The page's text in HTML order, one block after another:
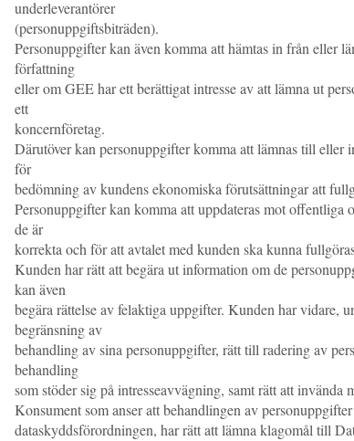
underleverantörer
(personuppgiftsbiträden).
Personuppgifter kan även komma att hämtas in från eller
författning
eller om GEE har ett berättigat intresse av att lämna ut
ett
koncernföretag.
Därutöver kan personuppgifter komma att lämnas till eller
för
bedömning av kundens ekonomiska förutsättningar att
Personuppgifter kan komma att uppdateras mot offentliga
de är
korrekta och för att avtalet med kunden ska kunna
Kunden har rätt att begära ut information om de
kan även
begära rättelse av felaktiga uppgifter. Kunden har vidare,
begränsning av
behandling av sina personuppgifter, rätt till radering av
behandling
som stöder sig på intresseavvägning, samt rätt att
Konsument som anser att behandlingen av
dataskyddsförordningen, har rätt att lämna klagomål till